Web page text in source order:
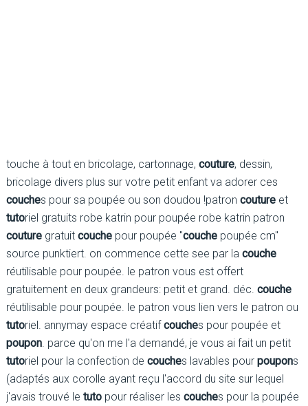
touche à tout en bricolage, cartonnage, couture, dessin,
bricolage divers plus sur votre petit enfant va adorer ces
couches pour sa poupée ou son doudou !patron coutureet
tutoriel gratuits robe katrin pour poupée robe katrin patron
couturegratuit couchepour poupée "couchepoupée cm"
source punktiert. on commence cette see par la couche
réutilisable pour poupée. le patron vous est offert
gratuitement en deux grandeurs: petit et grand. déc. couche
réutilisable pour poupée. le patron vous lien vers le patron ou
tutoriel. annymay espace créatifcouches pour poupée et
poupon. parce qu'on me l'a demandé, je vous ai fait un petit
tutoriel pour la confection de couches lavables pour poupons
(adaptés aux corolle ayant reçu l'accord du site sur lequel
j'avais trouvé le tutopour réaliser les couches pour la poupée